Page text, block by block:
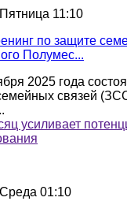
11:10
по защите
Полумес...
2025 года
связей
усиливает
01:10